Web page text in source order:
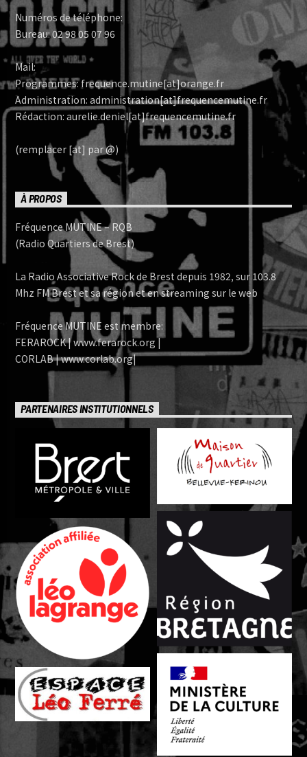
Numéros de téléphone:
Bureau: 02 98 05 07 96
Mail:
Programmes: frequence.mutine[at]orange.fr
Administration: administration[at]frequencemutine.fr
Rédaction: aurelie.deniel[at]frequencemutine.fr
(remplacer [at] par @)
À PROPOS
Fréquence MUTINE – RQB
(Radio Quartiers de Brest)
La Radio Associative Rock de Brest depuis 1982, sur 103.8
Mhz FM Brest et sa région et en streaming sur le web
Fréquence MUTINE est membre:
FERAROCK | www.ferarock.org |
CORLAB | www.corlab.org|
PARTENAIRES INSTITUTIONNELS